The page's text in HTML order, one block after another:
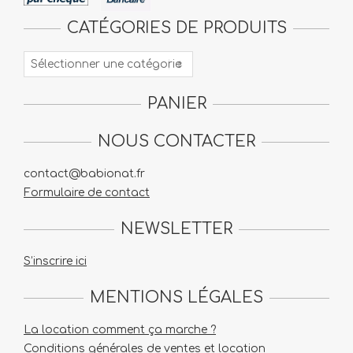
CATÉGORIES DE PRODUITS
PANIER
NOUS CONTACTER
contact@babionat.fr
Formulaire de contact
NEWSLETTER
S’inscrire ici
MENTIONS LÉGALES
La location comment ça marche ?
Conditions générales de ventes et location